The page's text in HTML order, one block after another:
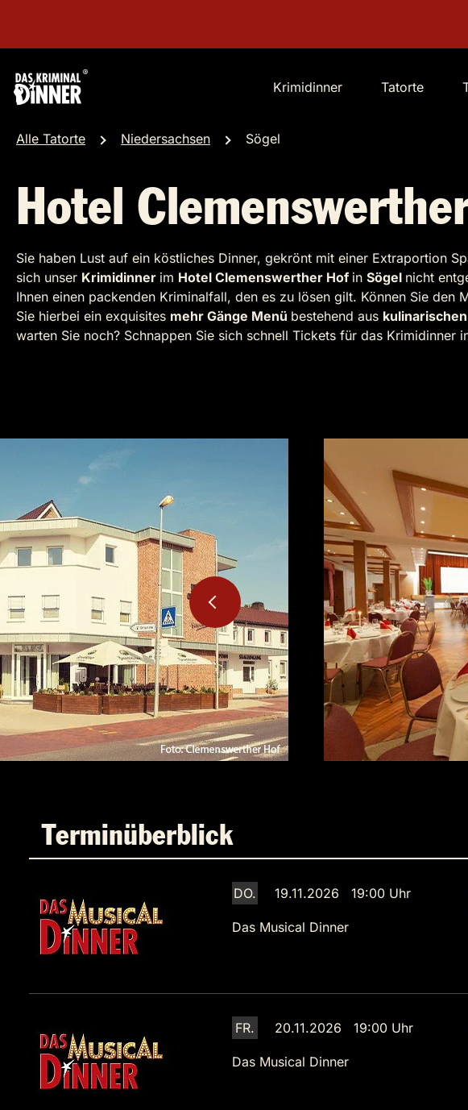
Krimidinner Tatorte
Alle Tatorte Niedersachsen Sögel
Hotel
Sie haben Lust auf ein köstliches Dinner, gekrönt mit einer Extraportion
sich unser Krimidinner im Hotel Clemenswerther Hof in Sögel nicht
Ihnen einen packenden Kriminalfall, den es zu lösen gilt. Können Sie den
Sie hierbei ein exquisites mehr Gänge Menü bestehend aus kulinarischen
warten Sie noch? Schnappen Sie sich schnell Tickets für das Krimidinner
Terminüberblick
DO. 19.11.2026 19:00 Uhr
Das Musical Dinner
FR. 20.11.2026 19:00 Uhr
Das Musical Dinner